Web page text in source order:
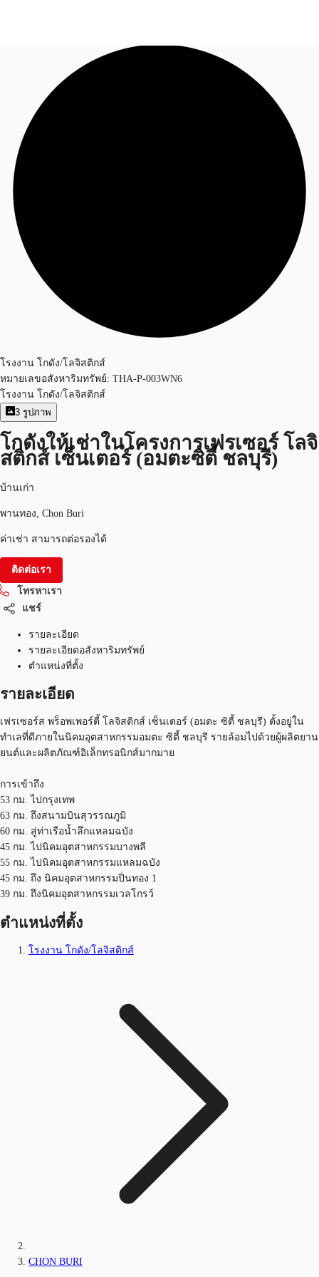
พื้นที่สำนักงาน
เฟล็กสเปซ
+6626246471
โรงงาน โกดัง/โลจิสติกส์
หมายเลขอสังหาริมทรัพย์: THA-P-003WN6
โรงงาน โกดัง/โลจิสติกส์
3 รูปภาพ
โกดังให้เช่าในโครงการเฟรเซอร์ โลจิ
สติกส์ เซ็นเตอร์ (อมตะซิตี้ ชลบุรี)
บ้านเก่า
พานทอง, Chon Buri
ค่าเช่า สามารถต่อรองได้
ติดต่อเรา
โทรหาเรา
แชร์
รายละเอียด
รายละเอียดอสังหาริมทรัพย์
ตำแหน่งที่ตั้ง
รายละเอียด
เฟรเซอร์ส พร็อพเพอร์ตี้ โลจิสติกส์ เซ็นเตอร์ (อมตะ ซิตี้ ชลบุรี) ตั้งอยู่ใน
ทำเลที่ดีภายในนิคมอุตสาหกรรมอมตะ ซิตี้ ชลบุรี รายล้อมไปด้วยผู้ผลิตยาน
ยนต์และผลิตภัณฑ์อิเล็กทรอนิกส์มากมาย
การเข้าถึง
53 กม. ไปกรุงเทพ
63 กม. ถึงสนามบินสุวรรณภูมิ
60 กม. สู่ท่าเรือน้ำลึกแหลมฉบัง
45 กม. ไปนิคมอุตสาหกรรมบางพลี
55 กม. ไปนิคมอุตสาหกรรมแหลมฉบัง
45 กม. ถึง นิคมอุตสาหกรรมปิ่นทอง 1
39 กม. ถึงนิคมอุตสาหกรรมเวลโกรว์
ตำแหน่งที่ตั้ง
โรงงาน โกดัง/โลจิสติกส์
CHON BURI